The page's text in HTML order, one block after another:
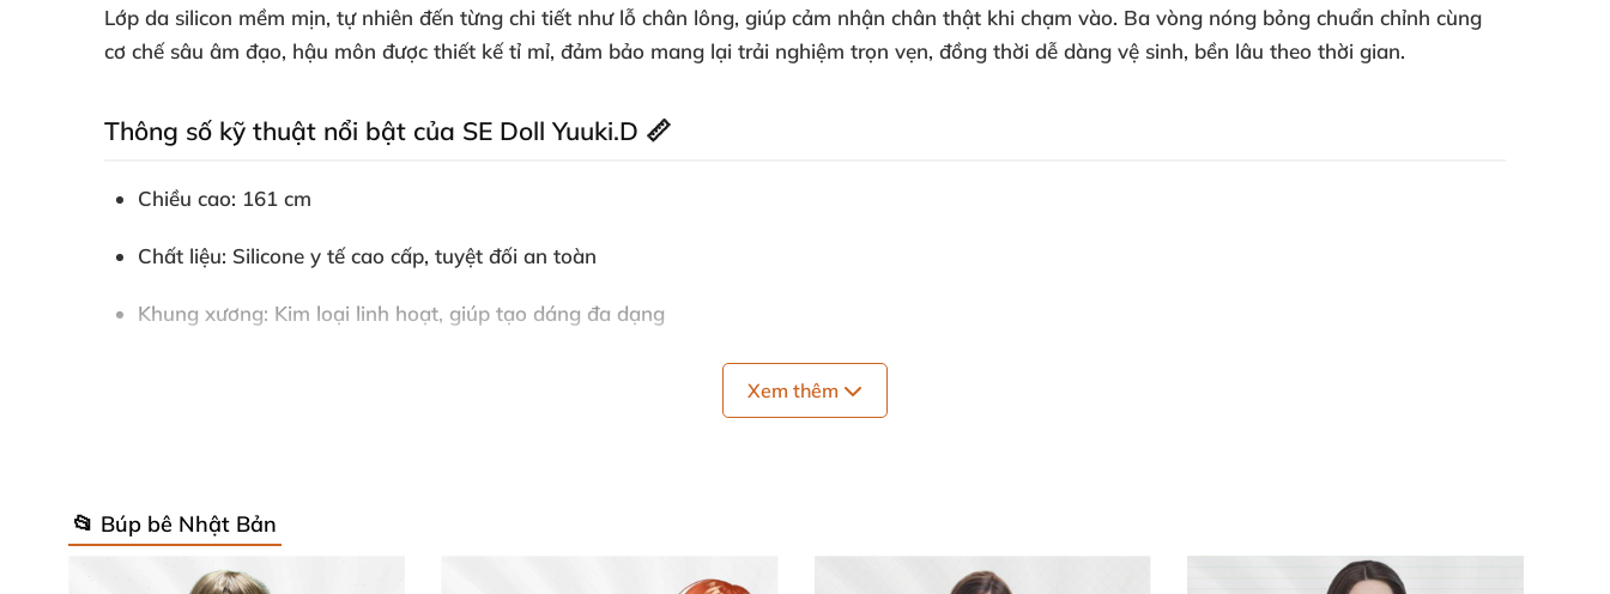
Lớp da silicon mềm mịn, tự nhiên đến từng chi tiết như lỗ chân lông, giúp cảm nhận chân thật khi chạm vào. Ba vòng nóng bỏng chuẩn chỉnh cùng
cơ chế sâu âm đạo, hậu môn được thiết kế tỉ mỉ, đảm bảo mang lại trải nghiệm trọn vẹn, đồng thời dễ dàng vệ sinh, bền lâu theo thời gian.
Thông số kỹ thuật nổi bật của SE Doll Yuuki.D 📏
Chiều cao: 161 cm
Chất liệu: Silicone y tế cao cấp, tuyệt đối an toàn
Khung xương: Kim loại linh hoạt, giúp tạo dáng đa dạng
Xem thêm
📂 Búp bê Nhật Bản